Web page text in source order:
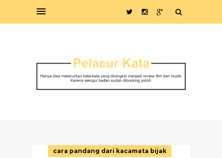
cara pandang dari kacamata bijak